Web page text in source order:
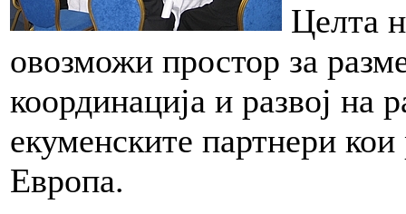
Целта
овозможи простор за
координација и развој на
екуменските партнери
Европа.